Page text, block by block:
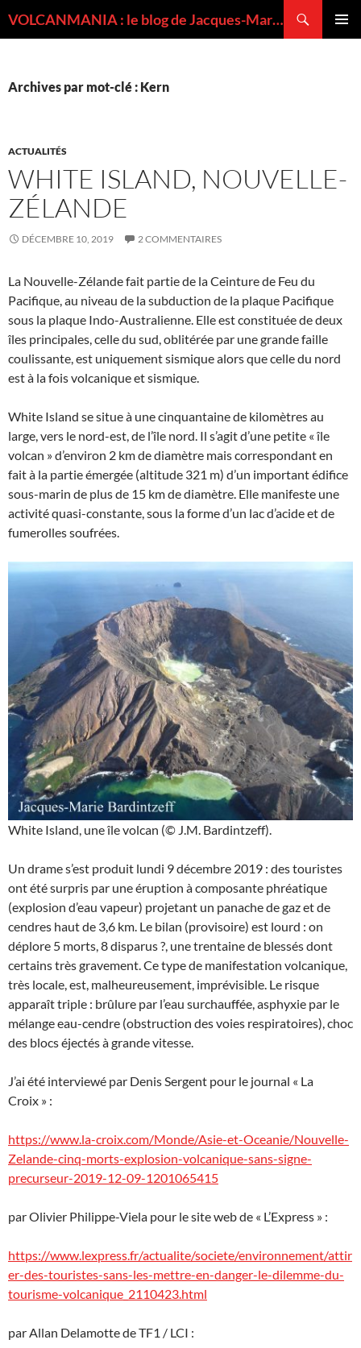
VOLCANMANIA : le blog de Jacques-Marie BARDINTZEFF, volcanologue
Archives par mot-clé : Kern
ACTUALITÉS
WHITE ISLAND, NOUVELLE-
ZÉLANDE
DÉCEMBRE 10, 2019 2 COMMENTAIRES
La Nouvelle-Zélande fait partie de la Ceinture de Feu du
Pacifique, au niveau de la subduction de la plaque Pacifique
sous la plaque Indo-Australienne. Elle est constituée de deux
îles principales, celle du sud, oblitérée par une grande faille
coulissante, est uniquement sismique alors que celle du nord
est à la fois volcanique et sismique.
White Island se situe à une cinquantaine de kilomètres au
large, vers le nord-est, de l’île nord. Il s’agit d’une petite « île
volcan » d’environ 2 km de diamètre mais correspondant en
fait à la partie émergée (altitude 321 m) d’un important édifice
sous-marin de plus de 15 km de diamètre. Elle manifeste une
activité quasi-constante, sous la forme d’un lac d’acide et de
fumerolles soufrées.
White Island, une île volcan (© J.M. Bardintzeff).
Un drame s’est produit lundi 9 décembre 2019 : des touristes
ont été surpris par une éruption à composante phréatique
(explosion d’eau vapeur) projetant un panache de gaz et de
cendres haut de 3,6 km. Le bilan (provisoire) est lourd : on
déplore 5 morts, 8 disparus ?, une trentaine de blessés dont
certains très gravement. Ce type de manifestation volcanique,
très locale, est, malheureusement, imprévisible. Le risque
apparaît triple : brûlure par l’eau surchauffée, asphyxie par le
mélange eau-cendre (obstruction des voies respiratoires), choc
des blocs éjectés à grande vitesse.
J’ai été interviewé par Denis Sergent pour le journal « La
Croix » :
https://www.la-croix.com/Monde/Asie-et-Oceanie/Nouvelle-
Zelande-cinq-morts-explosion-volcanique-sans-signe-
precurseur-2019-12-09-1201065415
par Olivier Philippe-Viela pour le site web de « L’Express » :
https://www.lexpress.fr/actualite/societe/environnement/attir
er-des-touristes-sans-les-mettre-en-danger-le-dilemme-du-
tourisme-volcanique_2110423.html
par Allan Delamotte de TF1 / LCI :